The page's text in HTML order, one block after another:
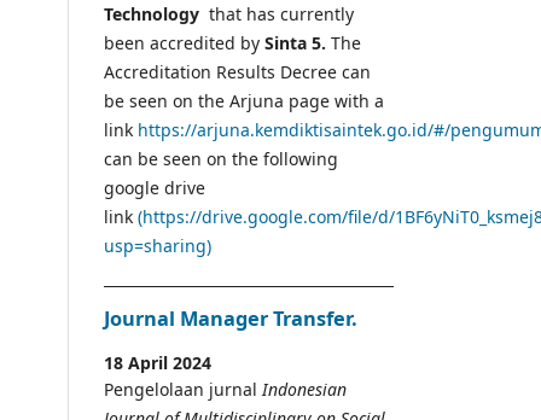
Technology that has currently
been accredited by Sinta 5. The
Accreditation Results Decree can
be seen on the Arjuna page with a
link https://arjuna.kemdiktisaintek.go.id/#/
can be seen on the following
google drive
link (https://drive.google.com/file/d/
usp=sharing)
Journal Manager Transfer.
18 April 2024
Pengelolaan jurnal Indonesian